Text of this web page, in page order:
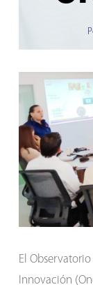
El
Innovación